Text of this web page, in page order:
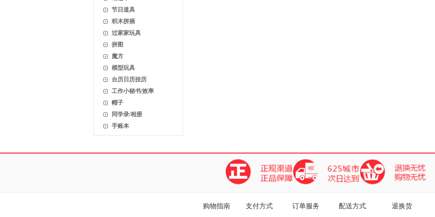
节日道具
积木拼插
过家家玩具
拼图
魔方
模型玩具
台历日历挂历
工作小秘书/效率
帽子
同学录/相册
手账本
购物指南 支付方式 订单服务 配送方式 退换货